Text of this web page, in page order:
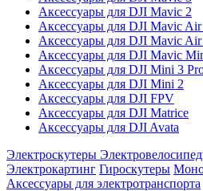
Аксессуары для DJI Mavic 2
Аксессуары для DJI Mavic
Аксессуары для DJI Mavic Air
Аксессуары для DJI Mavic
Аксессуары для DJI Mini 3
Аксессуары для DJI Mini 2
Аксессуары для DJI FPV
Аксессуары для DJI Matrice
Аксессуары для DJI Avata
Электроскутеры
Электрокартинг Гироскутеры
Аксессуары для электротранспорта